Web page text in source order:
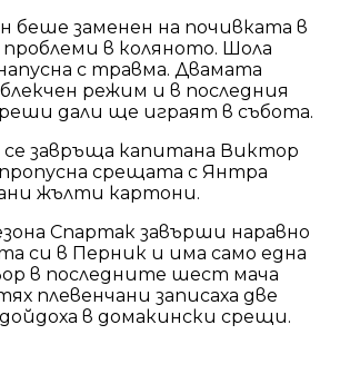
беше заменен на почивката в
проблеми в коляното. Шола
с травма. Двамата
режим и в последния
дали ще играят в събота.
се завръща капитана Виктор
срещата с Янтра
жълти картони.
Спартак завърши наравно
си в Перник и има само една
в последните шест мача
плевенчани записаха две
в домакински срещи.